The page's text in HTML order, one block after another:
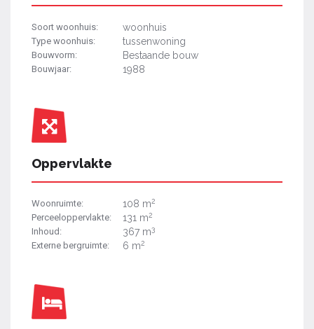
Soort woonhuis: woonhuis
Type woonhuis: tussenwoning
Bouwvorm: Bestaande bouw
Bouwjaar: 1988
Oppervlakte
Woonruimte: 108 m2
Perceeloppervlakte: 131 m2
Inhoud: 367 m3
Externe bergruimte: 6 m2